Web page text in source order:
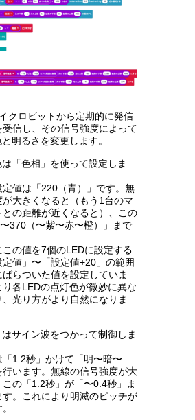
クロビットから定期的に発信
受信し、その信号強度によって
明るさを変更します。
「色相」を使って設定しま
値は「220（青）」です。無
大きくなると（もう1台のマ
との距離が近くなると）、この
〜370（〜紫〜赤〜橙）」まで
この値を7個のLEDに設定する
値」〜「設定値+20」の範囲
らついた値を設定していま
各LEDの点灯色が微妙に異な
光り方がより自然になりま
サイン波をつかって制御しま
1.2秒」かけて「明〜暗〜
行います。無線の信号強度が大
この「1.2秒」が「〜0.4秒」ま
す。これにより明滅のピッチが